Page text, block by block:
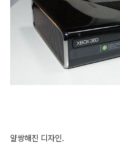
얄쌍해진 디자인.